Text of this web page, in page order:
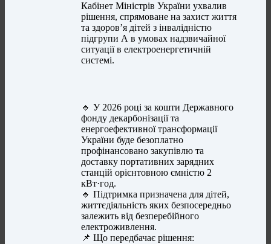
Кабінет Міністрів України ухвалив
рішення, спрямоване на захист життя
та здоров’я дітей з інвалідністю
підгрупи А в умовах надзвичайної
ситуації в електроенергетичній
системі.
🔹 У 2026 році за кошти Державного
фонду декарбонізації та
енергоефективної трансформації
України буде безоплатно
профінансовано закупівлю та
доставку портативних зарядних
станцій орієнтовною ємністю 2
кВт·год.
🔹 Підтримка призначена для дітей,
життєдіяльність яких безпосередньо
залежить від безперебійного
електроживлення.
📌 Що передбачає рішення: